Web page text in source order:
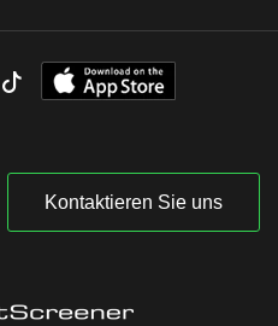
Kontaktieren Sie uns